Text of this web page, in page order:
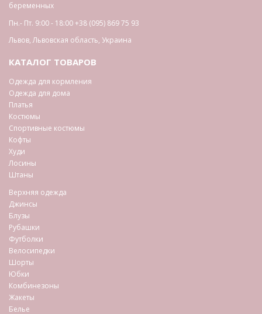
беременных
Пн.- Пт. 9:00 - 18:00+38 (095) 869 75 93
Львов,Львовская область, Украина
КАТАЛОГ ТОВАРОВ
Одежда для кормления
Одежда для дома
Платья
Костюмы
Спортивные костюмы
Кофты
Худи
Лосины
Штаны
Верхняя одежда
Джинсы
Блузы
Рубашки
Футболки
Велосипедки
Шорты
Юбки
Комбинезоны
Жакеты
Белье